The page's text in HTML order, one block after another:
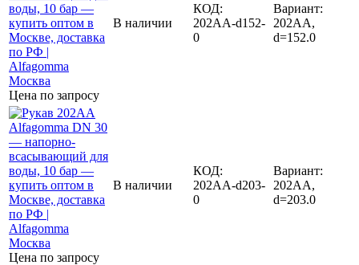
Цена по запросу
В наличии
КОД:
202AA-d152-
0
Вариант:
202AA,
d=152.0
Цена по запросу
В наличии
КОД:
202AA-d203-
0
Вариант:
202AA,
d=203.0